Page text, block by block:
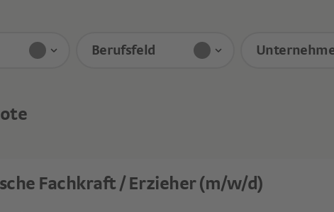
Derzeit ausgewählte Standorte
Berufsfeld Derzeit ausgewählte Job-
Fachkraft / Erzieher (m/w/d)